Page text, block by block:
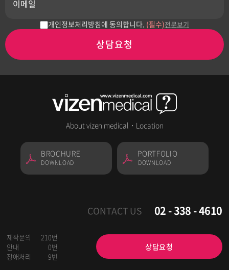
개인정보처리방침에 동의합니다. (필수)전문보기
상담요청
About vizen medical · Location
BROCHURE
DOWNLOAD
PORTFOLIO
DOWNLOAD
CONTACT US
제작문의
210번
안내
0번
장애처리
9번
02 - 338 - 4610
상담요청